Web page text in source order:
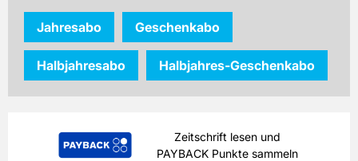
Jahresabo Geschenkabo
Halbjahresabo Halbjahres-Geschenkabo
Zeitschrift lesen und
PAYBACK Punkte sammeln